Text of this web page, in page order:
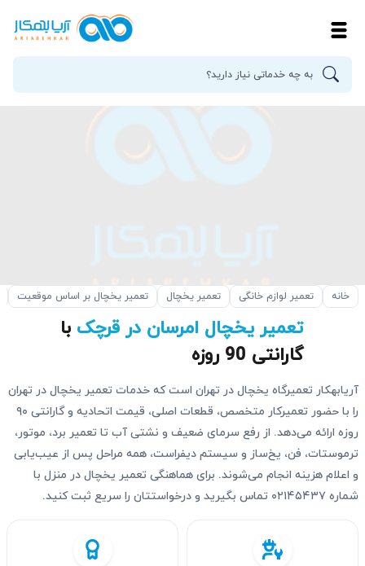
خانه تعمیر لوازم خانگی تعمیر یخچال تعمیر یخچال بر اساس موقعیت
تعمیر یخچال امرسان در قرچک با
گارانتی 90 روزه
آریابهکار تعمیرگاه یخچال در تهران است که خدمات تعمیر یخچال در تهران
را با حضور تعمیرکار متخصص، قطعات اصلی، قیمت اتحادیه و گارانتی ۹۰
روزه ارائه می‌دهد. از رفع سرمای ضعیف و نشتی آب تا تعمیر برد، موتور،
ترموستات، فن، یخ‌ساز و سیستم دیفراست، همه مراحل پس از عیب‌یابی
و اعلام هزینه انجام می‌شوند. برای هماهنگی تعمیر یخچال در منزل با
شماره ۰۲۱۴۵۴۳۷ تماس بگیرید و درخواستتان را سریع ثبت کنید.